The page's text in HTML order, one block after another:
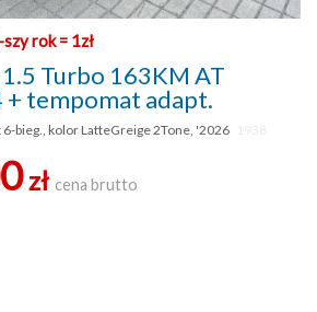
rok = 1zł
Turbo 163KM AT
tempomat adapt.
bieg., kolor LatteGreige 2Tone, '2026
zł cena brutto